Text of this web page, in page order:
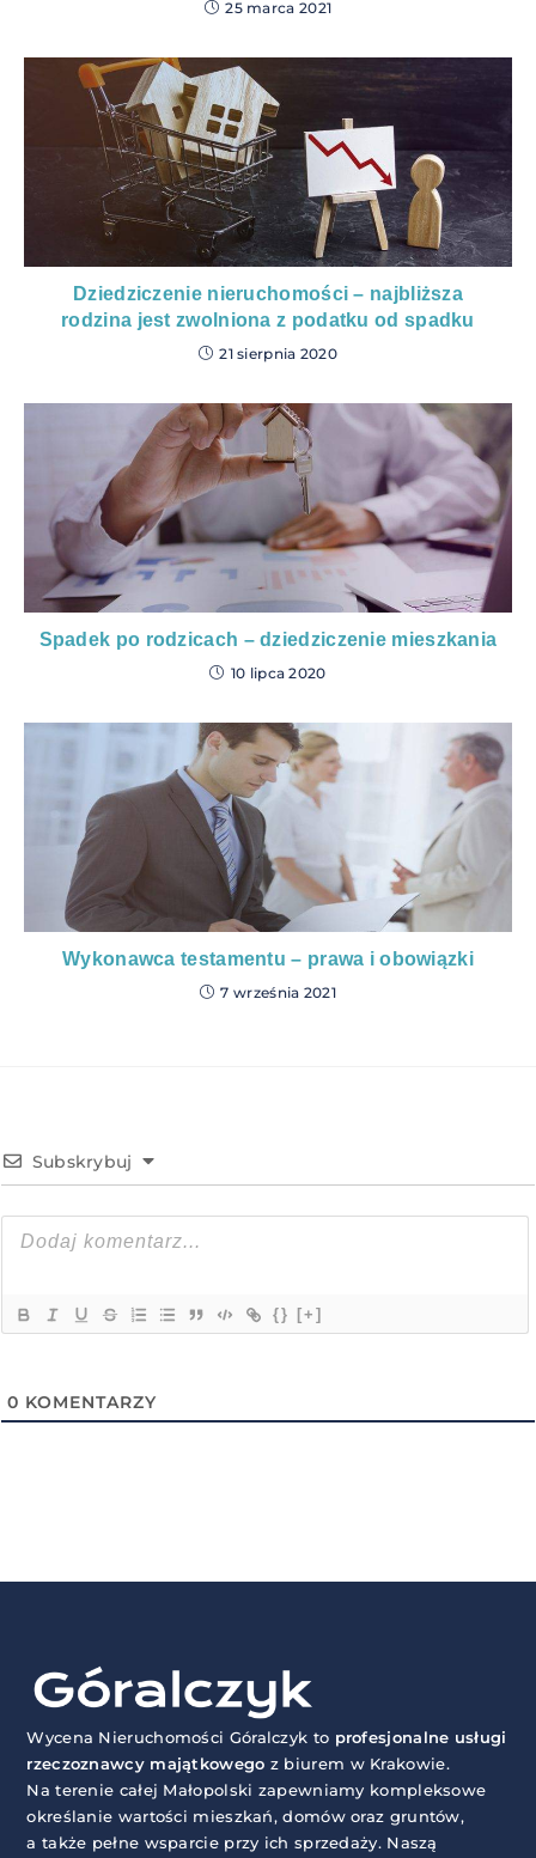
25 marca 2021
Dziedziczenie nieruchomości – najbliższa
rodzina jest zwolniona z podatku od spadku
21 sierpnia 2020
Spadek po rodzicach – dziedziczenie mieszkania
10 lipca 2020
Wykonawca testamentu – prawa i obowiązki
7 września 2021
Subskrybuj
{} [+]
0 KOMENTARZY
Wycena Nieruchomości Góralczyk to profesjonalne usługi
rzeczoznawcy majątkowego z biurem w Krakowie.
Na terenie całej Małopolski zapewniamy kompleksowe
określanie wartości mieszkań, domów oraz gruntów,
a także pełne wsparcie przy ich sprzedaży. Naszą